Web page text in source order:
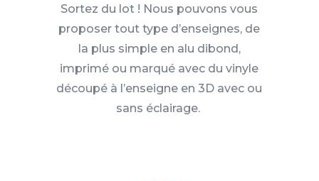
Sortez du lot ! Nous pouvons vous
proposer tout type d’enseignes, de
la plus simple en alu dibond ,
imprimé ou marqué avec du vinyle
découpé à l’enseigne en 3D avec ou
sans éclairage.